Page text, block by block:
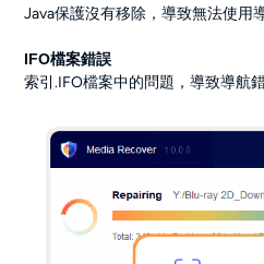
Java保護沒有移除，導致無法使用
IFO檔案錯誤
索引.IFO檔案中的問題，導致導航